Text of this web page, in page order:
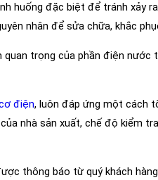
huống đặc biệt để tránh xảy
nhân để sửa chữa, khắc
trọng của phần điện
điện, luôn đáp ứng một cách
nhà sản xuất, chế độ kiểm
thông báo từ quý khách